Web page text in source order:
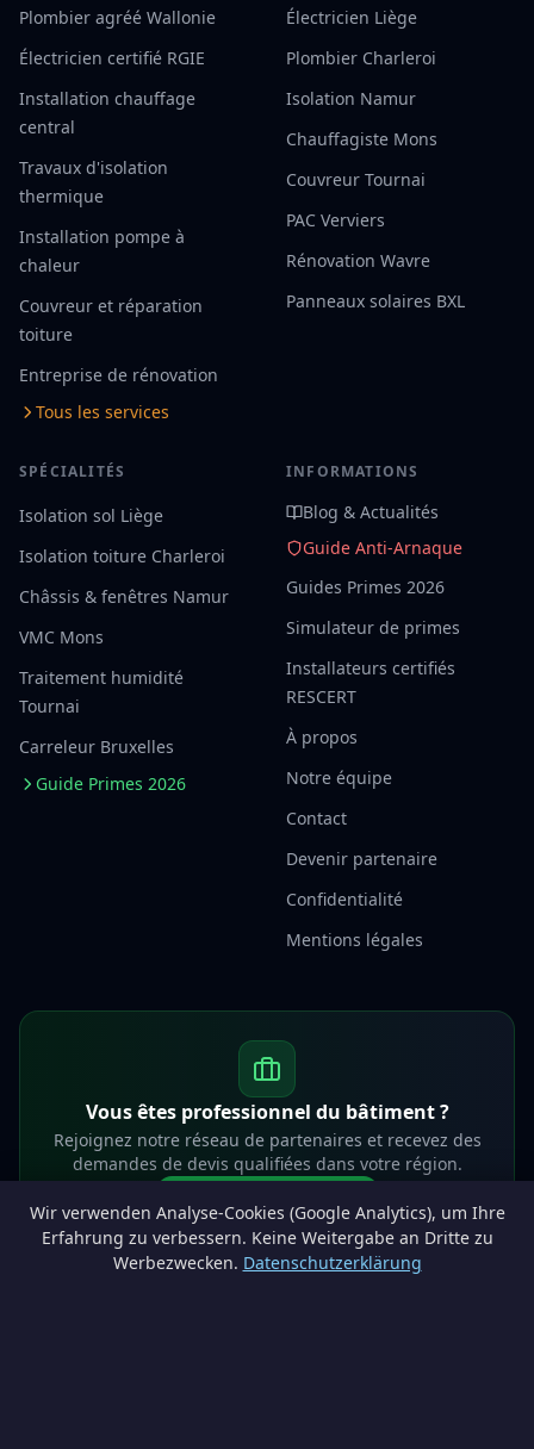
Wir verwenden Analyse-Cookies (Google Analytics), um Ihre
Erfahrung zu verbessern. Keine Weitergabe an Dritte zu
Werbezwecken. Datenschutzerklärung
Plombier agréé Wallonie
Électricien certifié RGIE
Installation chauffage
central
Travaux d'isolation
thermique
Installation pompe à
chaleur
Couvreur et réparation
toiture
Entreprise de rénovation
Tous les services
Électricien Liège
Plombier Charleroi
Isolation Namur
Chauffagiste Mons
Couvreur Tournai
PAC Verviers
Rénovation Wavre
Panneaux solaires BXL
SPÉCIALITÉS
Isolation sol Liège
Isolation toiture Charleroi
Châssis & fenêtres Namur
VMC Mons
Traitement humidité
Tournai
Carreleur Bruxelles
Guide Primes 2026
INFORMATIONS
Blog & Actualités
Guide Anti-Arnaque
Guides Primes 2026
Simulateur de primes
Installateurs certifiés
RESCERT
À propos
Notre équipe
Contact
Devenir partenaire
Confidentialité
Mentions légales
Vous êtes professionnel du bâtiment ?
Rejoignez notre réseau de partenaires et recevez des
demandes de devis qualifiées dans votre région.
info@lesprosdemaville.be